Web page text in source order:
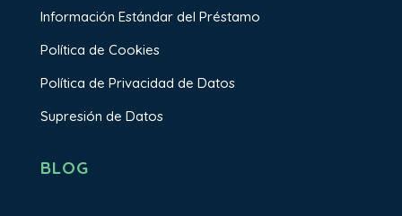
Información Estándar del Préstamo
Política de Cookies
Política de Privacidad de Datos
Supresión de Datos
BLOG